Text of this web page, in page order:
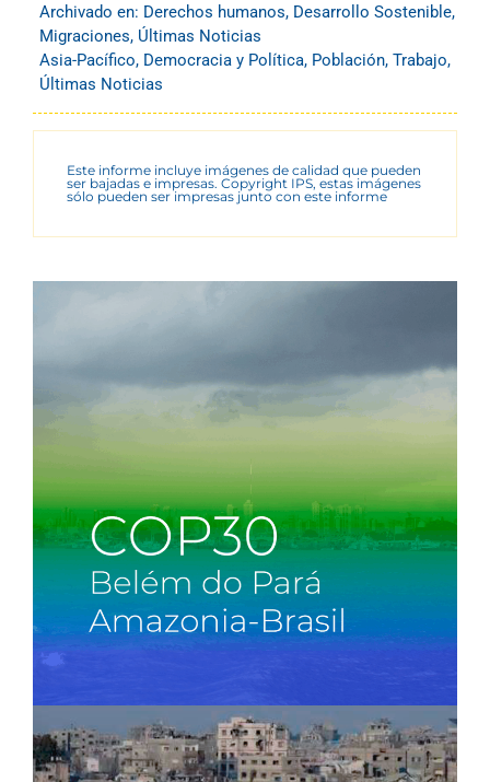
Archivado en: Derechos humanos, Desarrollo Sostenible,
Migraciones, Últimas Noticias
Asia-Pacífico, Democracia y Política, Población, Trabajo,
Últimas Noticias
Este informe incluye imágenes de calidad que pueden
ser bajadas e impresas. Copyright IPS, estas imágenes
sólo pueden ser impresas junto con este informe